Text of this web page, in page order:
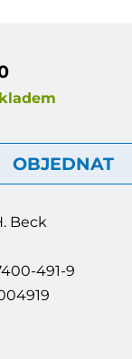
OBJEDNAT
Beck
491-9